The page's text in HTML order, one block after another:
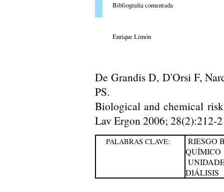
Bibliografia comentada
Enrique Limón
De Grandis D, D'Orsi F,
PS.
Biological and chemical
Lav Ergon 2006; 28(2):212-
PALABRAS CLAVE:
RIESGO
QUÍMICO
DIÁLISIS